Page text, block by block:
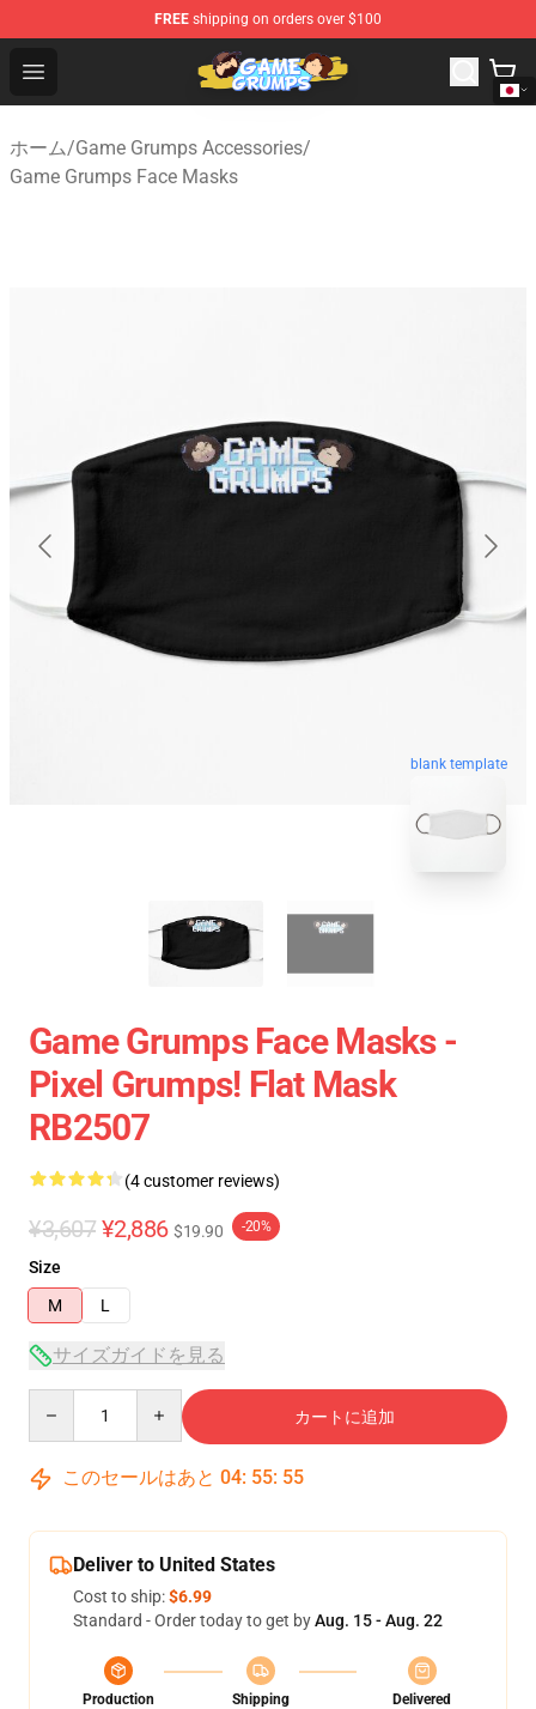
FREE shipping on orders over $100
Open menu
Game Grumps Shop - Official Game Grumps
ホーム/Game Grumps Accessories/
Game Grumps Face Masks
blank template
Game Grumps Face Masks -
Pixel Grumps! Flat Mask
RB2507
(4 customer reviews)
¥3,607 ¥2,886 $19.90 -20%
Size
M
L
サイズガイドを見る
カートに追加
このセールはあと 04: 55: 54
Deliver to United States
Cost to ship:$6.99
Standard - Order today to get byAug. 15 - Aug. 22
Production
Shipping
Delivered